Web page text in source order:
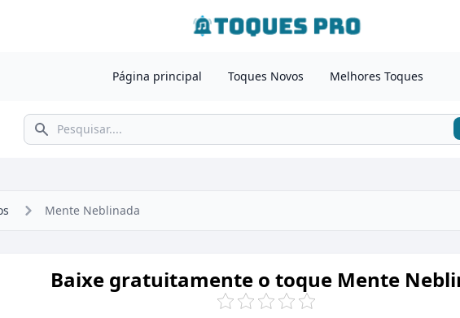
Página principal Toques Novos Melhores Toques
Pesquisar
Mente Neblinada
Baixe gratuitamente o toque Mente